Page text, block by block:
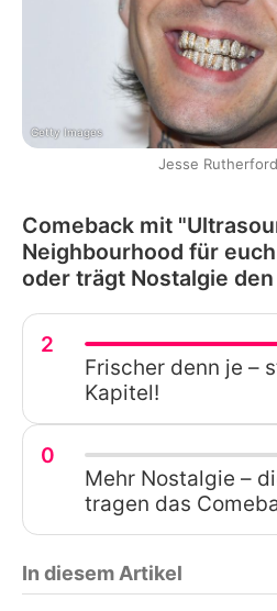
Getty Images
Jesse
Comeback mit
Neighbourhood für
oder trägt Nostalgie
2
Frischer denn je –
Kapitel!
0
Mehr Nostalgie –
tragen das
In diesem Artikel